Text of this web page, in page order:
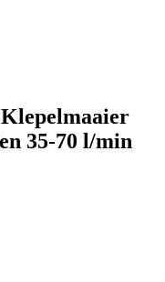
Klepelmaaier
35-70 l/min